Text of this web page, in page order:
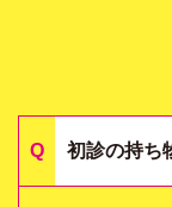
初診の持ち